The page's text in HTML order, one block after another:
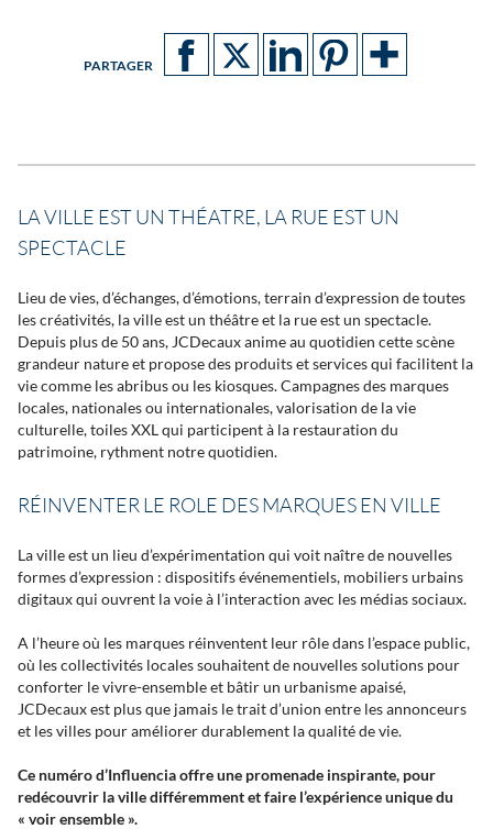
PARTAGER
LA VILLE EST UN THÉATRE, LA RUE EST UN
SPECTACLE
Lieu de vies, d’échanges, d’émotions, terrain d’expression de toutes
les créativités, la ville est un théâtre et la rue est un spectacle.
Depuis plus de 50 ans, JCDecaux anime au quotidien cette scène
grandeur nature et propose des produits et services qui facilitent la
vie comme les abribus ou les kiosques. Campagnes des marques
locales, nationales ou internationales, valorisation de la vie
culturelle, toiles XXL qui participent à la restauration du
patrimoine, rythment notre quotidien.
RÉINVENTER LE ROLE DES MARQUES EN VILLE
La ville est un lieu d’expérimentation qui voit naître de nouvelles
formes d’expression : dispositifs événementiels, mobiliers urbains
digitaux qui ouvrent la voie à l’interaction avec les médias sociaux.
A l’heure où les marques réinventent leur rôle dans l’espace public,
où les collectivités locales souhaitent de nouvelles solutions pour
conforter le vivre-ensemble et bâtir un urbanisme apaisé,
JCDecaux est plus que jamais le trait d’union entre les annonceurs
et les villes pour amélio­rer durablement la qualité de vie.
Ce numéro d’Influencia offre une promenade inspirante, pour
redécouvrir la ville différemment et faire l’expérience unique du
« voir ensemble ».